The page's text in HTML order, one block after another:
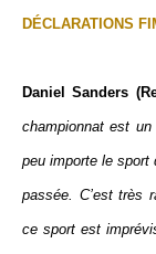
DÉCLARATIONS
Daniel Sanders
championnat est
peu importe le sport
passée. C’est très
ce sport est